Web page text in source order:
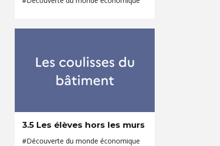
3.5 Les élèves hors les murs
#Découverte du monde économique